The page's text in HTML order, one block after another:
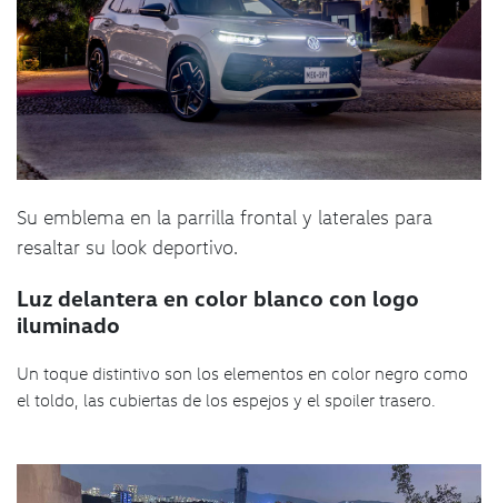
Su emblema en la parrilla frontal y laterales para
resaltar su look deportivo.
Luz delantera en color blanco con logo
iluminado
Un toque distintivo son los elementos en color negro como
el toldo, las cubiertas de los espejos y el spoiler trasero.